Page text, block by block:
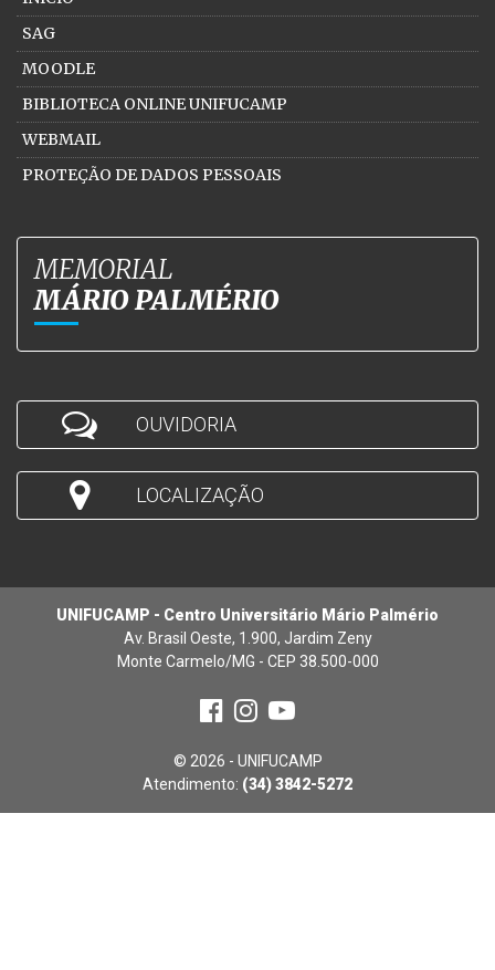
SAG
MOODLE
BIBLIOTECA ONLINE UNIFUCAMP
WEBMAIL
PROTEÇÃO DE DADOS PESSOAIS
MEMORIAL
MÁRIO PALMÉRIO
OUVIDORIA
LOCALIZAÇÃO
UNIFUCAMP - Centro Universitário Mário Palmério
Av. Brasil Oeste, 1.900, Jardim Zeny
Monte Carmelo/MG - CEP 38.500-000
© 2026 - UNIFUCAMP
Atendimento: (34) 3842-5272